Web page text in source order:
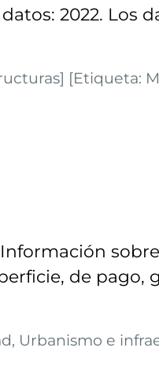
2022. Los
[Etiqueta:
de pago,
Urbanismo e